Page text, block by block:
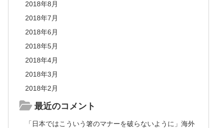
2018年8月
2018年7月
2018年6月
2018年5月
2018年4月
2018年3月
2018年2月
最近のコメント
「日本ではこういう箸のマナーを破らないように」海外